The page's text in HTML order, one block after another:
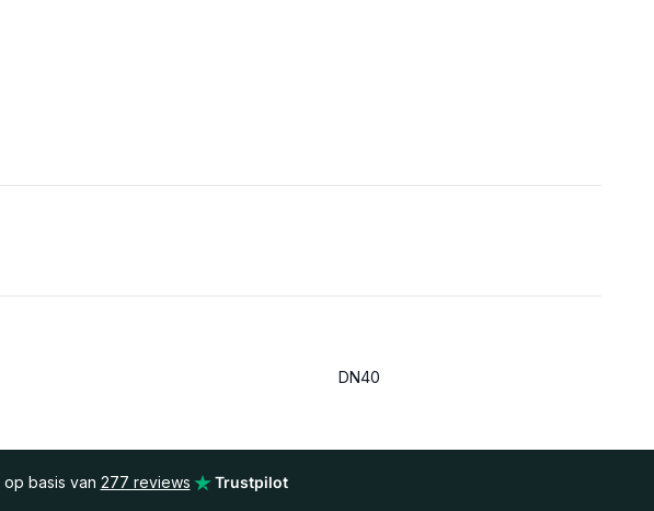
DN40
op basis van 277 reviews Trustpilot